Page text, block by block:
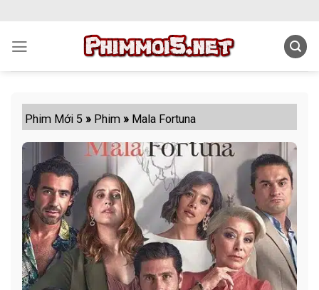
content
Phim Mới 5 » Phim » Mala Fortuna